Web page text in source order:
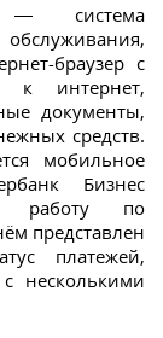
система
браузер с
к интернет,
документы,
средств.
мобильное
Бизнес
работу по
представлен
платежей,
несколькими